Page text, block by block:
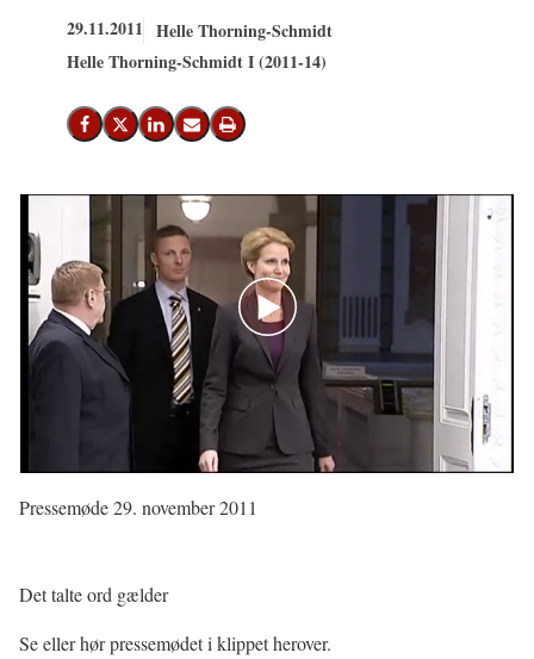
29.11.2011 Helle Thorning-Schmidt
Helle Thorning-Schmidt I (2011-14)
Del på Facebook
Del på X (Twitter)
Del på LinkedIn
Send email
Print
Pressemøde 29. november 2011
Det talte ord gælder
Se eller hør pressemødet i klippet herover.